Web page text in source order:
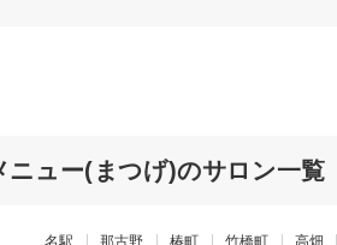
ニュー(まつげ)のサロン一覧
名駅 那古野 椿町 竹橋町 高畑